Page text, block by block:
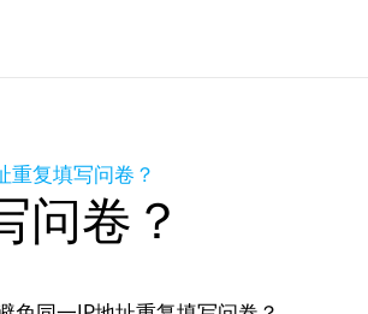
重复填写问卷？
问卷？